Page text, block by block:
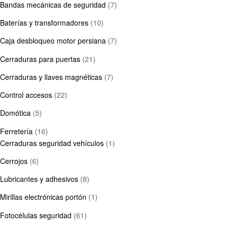
Bandas mecánicas de seguridad (7)
Baterías y transformadores (10)
Caja desbloqueo motor persiana (7)
Cerraduras para puertas (21)
Cerraduras y llaves magnéticas (7)
Control accesos (22)
Domótica (5)
Ferretería (16)
Cerraduras seguridad vehículos (1)
Cerrojos (6)
Lubricantes y adhesivos (8)
Mirillas electrónicas portón (1)
Fotocélulas seguridad (61)